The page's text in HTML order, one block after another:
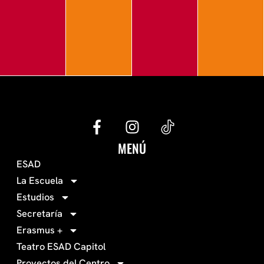
G
e
f
I
n
s
MENÚ
ESAD
La Escuela
Estudios
Secretaría
Erasmus +
Teatro ESAD Capitol